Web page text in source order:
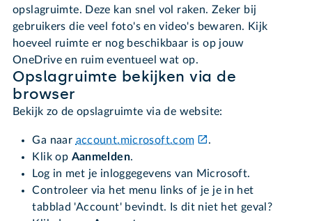
opslagruimte. Deze kan snel vol raken. Zeker bij
gebruikers die veel foto's en video's bewaren. Kijk
hoeveel ruimte er nog beschikbaar is op jouw
OneDrive en ruim eventueel wat op.
Opslagruimte bekijken via de
browser
Bekijk zo de opslagruimte via de website:
Ga naar account.microsoft.com
.
Klik op Aanmelden.
Log in met je inloggegevens van Microsoft.
Controleer via het menu links of je je in het
tabblad 'Account' bevindt. Is dit niet het geval?